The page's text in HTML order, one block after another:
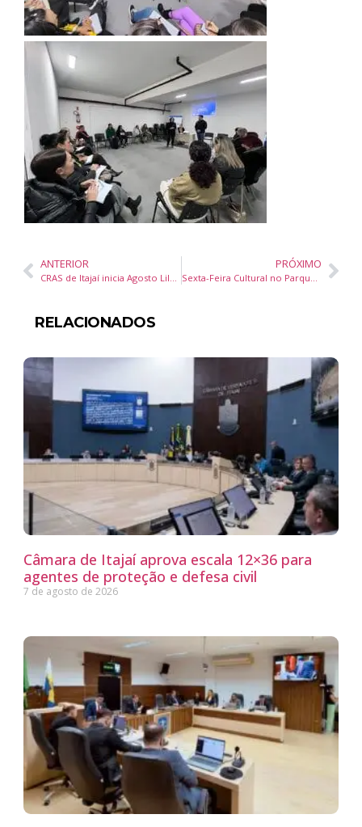
ANTERIOR
CRAS de Itajaí inicia Agosto Lilás com roda de conversa sobre relacionamentos saudáveis
PRÓXIMO
Sexta-Feira Cultural no Parque Raimundo Malta, em Balneário Camboriú, é adiada para 15 de agosto devido à chuva
RELACIONADOS
Câmara de Itajaí aprova escala 12×36 para
agentes de proteção e defesa civil
7 de agosto de 2026